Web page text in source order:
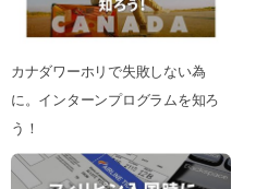
カナダワーホリで失敗しない為
に。インターンプログラムを知ろ
う！